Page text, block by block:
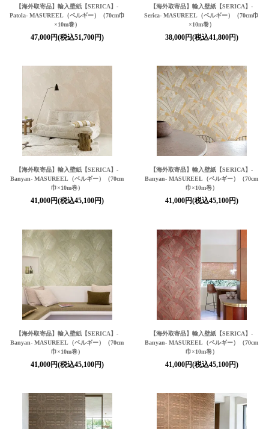
【海外取寄品】輸入壁紙 【SERICA】-
Patola- MASUREEL（ベルギー）（70cm巾
×10m巻）
47,000円(税込51,700円)
【海外取寄品】輸入壁紙 【SERICA】-
Serica- MASUREEL（ベルギー）（70cm巾
×10m巻）
38,000円(税込41,800円)
【海外取寄品】輸入壁紙 【SERICA】-
Banyan- MASUREEL（ベルギー）（70cm
巾×10m巻）
41,000円(税込45,100円)
【海外取寄品】輸入壁紙 【SERICA】-
Banyan- MASUREEL（ベルギー）（70cm
巾×10m巻）
41,000円(税込45,100円)
【海外取寄品】輸入壁紙 【SERICA】-
Banyan- MASUREEL（ベルギー）（70cm
巾×10m巻）
41,000円(税込45,100円)
【海外取寄品】輸入壁紙 【SERICA】-
Banyan- MASUREEL（ベルギー）（70cm
巾×10m巻）
41,000円(税込45,100円)